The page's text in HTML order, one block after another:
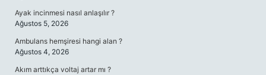
Ayak incinmesi nasıl anlaşılır ?
Ağustos 5, 2026
Ambulans hemşiresi hangi alan ?
Ağustos 4, 2026
Akım arttıkça voltaj artar mı ?